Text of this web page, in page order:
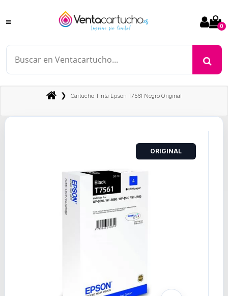
0
❯ Cartucho Tinta Epson T7561 Negro Original
ORIGINAL